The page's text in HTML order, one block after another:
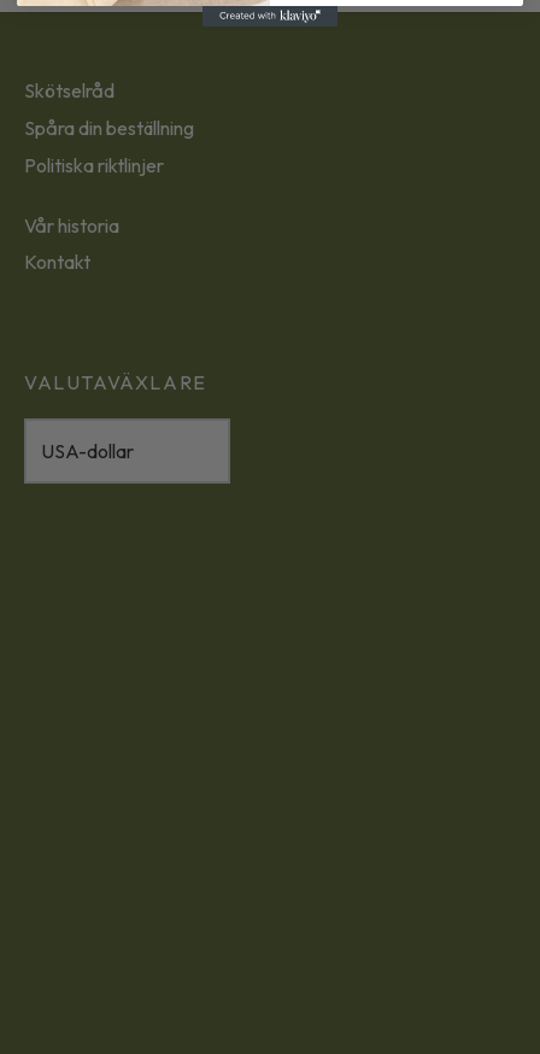
Skötselråd
Spåra din beställning
Politiska riktlinjer
Vår historia
Kontakt
VALUTAVÄXLARE